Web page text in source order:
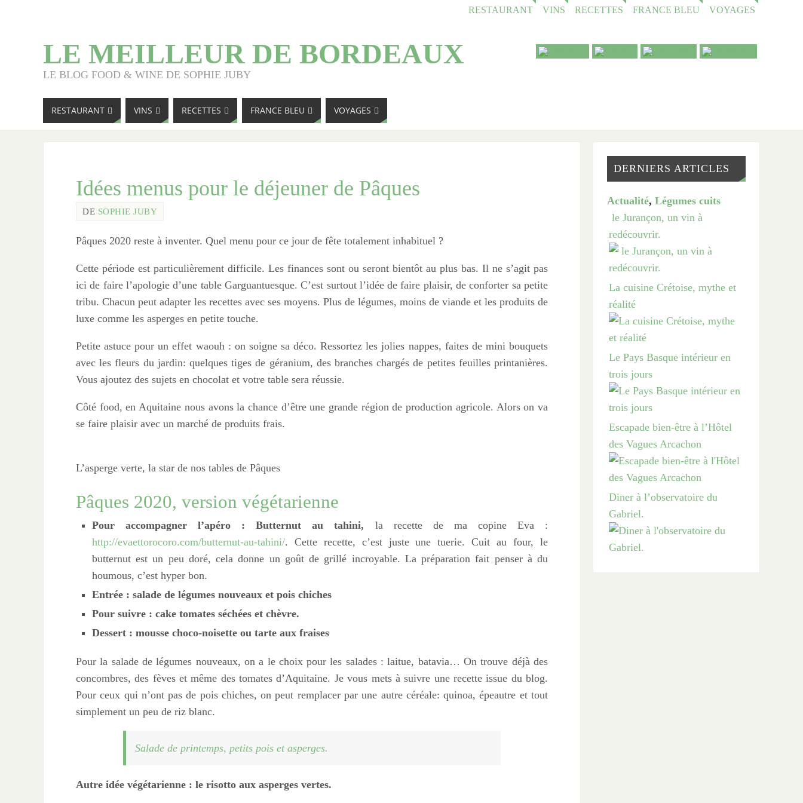
RESTAURANT VINS RECETTES FRANCE BLEU VOYAGES
LE MEILLEUR DE BORDEAUX
LE BLOG FOOD & WINE DE SOPHIE JUBY
RESTAURANT VINS RECETTES FRANCE BLEU VOYAGES
Idées menus pour le déjeuner de Pâques
DE SOPHIE JUBY
Pâques 2020 reste à inventer. Quel menu pour ce jour de fête totalement inhabituel ?
Cette période est particulièrement difficile. Les finances sont ou seront bientôt au plus bas. Il ne s’agit pas
ici de faire l’apologie d’une table Garguantuesque. C’est surtout l’idée de faire plaisir, de conforter sa petite
tribu. Chacun peut adapter les recettes avec ses moyens. Plus de légumes, moins de viande et les produits de
luxe comme les asperges en petite touche.
Petite astuce pour un effet waouh : on soigne sa déco. Ressortez les jolies nappes, faites de mini bouquets
avec les fleurs du jardin: quelques tiges de géranium, des branches chargés de petites feuilles printanières.
Vous ajoutez des sujets en chocolat et votre table sera réussie.
Côté food, en Aquitaine nous avons la chance d’être une grande région de production agricole. Alors on va
se faire plaisir avec un marché de produits frais.
L’asperge verte, la star de nos tables de Pâques
Pâques 2020, version végétarienne
Pour accompagner l’apéro : Butternut au tahini, la recette de ma copine Eva :
http://evaettorocoro.com/butternut-au-tahini/. Cette recette, c’est juste une tuerie. Cuit au four, le
butternut est un peu doré, cela donne un goût de grillé incroyable. La préparation fait penser à du
houmous, c’est hyper bon.
Entrée : salade de légumes nouveaux et pois chiches
Pour suivre : cake tomates séchées et chèvre.
Dessert : mousse choco-noisette ou tarte aux fraises
Pour la salade de légumes nouveaux, on a le choix pour les salades : laitue, batavia… On trouve déjà des
concombres, des fèves et même des tomates d’Aquitaine. Je vous mets à suivre une recette issue du blog.
Pour ceux qui n’ont pas de pois chiches, on peut remplacer par une autre céréale: quinoa, épeautre et tout
simplement un peu de riz blanc.
Salade de printemps, petits pois et asperges.
Autre idée végétarienne : le risotto aux asperges vertes.
DERNIERS ARTICLES
Actualité,Légumes cuits
le Jurançon, un vin à
redécouvrir.
La cuisine Crétoise, mythe et
réalité
Le Pays Basque intérieur en
trois jours
Escapade bien-être à l’Hôtel
des Vagues Arcachon
Diner à l’observatoire du
Gabriel.